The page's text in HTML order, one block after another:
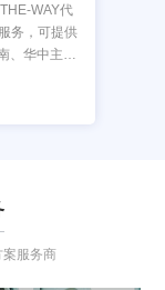
WAY代
务，可提供
、华中主要
线，运力通
案服务商